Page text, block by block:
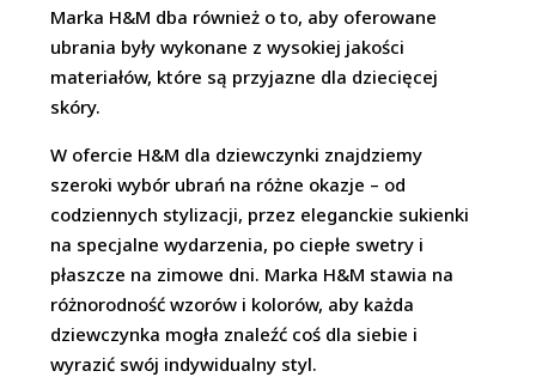
Marka H&M dba również o to, aby oferowane
ubrania były wykonane z wysokiej jakości
materiałów, które są przyjazne dla dziecięcej
skóry.
W ofercie H&M dla dziewczynki znajdziemy
szeroki wybór ubrań na różne okazje – od
codziennych stylizacji, przez eleganckie sukienki
na specjalne wydarzenia, po ciepłe swetry i
płaszcze na zimowe dni. Marka H&M stawia na
różnorodność wzorów i kolorów, aby każda
dziewczynka mogła znaleźć coś dla siebie i
wyrazić swój indywidualny styl.